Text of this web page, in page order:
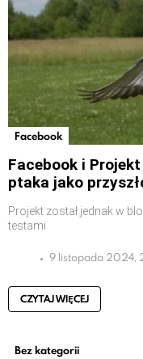
Facebook
Facebook i
ptaka jako
Projekt został jednak w
testami
9 listopada 2024,
CZYTAJ WIĘCEJ
Bez kategorii